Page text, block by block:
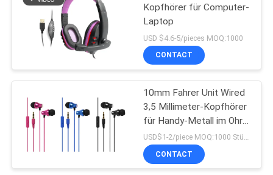
In Ohr-Bluetooth-
Kopfhörer
13
Kopfhörer für Computer-
Laptop
USD $4.6-5/pieces MOQ:1000
CONTACT
10mm Fahrer Unit Wired
3,5 Millimeter-Kopfhörer
für Handy-Metall im Ohr
Earbuds
USD$1-2/piece MOQ:1000 Stücke pro Einzelteile
CONTACT